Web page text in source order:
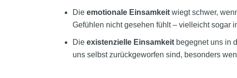
Dieemotionale Einsamkeit wiegt schwer,
Gefühlen nicht gesehen fühlt – vielleicht sogar
Dieexistenzielle Einsamkeit begegnet uns in
uns selbst zurückgeworfen sind, besonders